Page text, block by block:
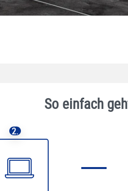
So einfach
2.